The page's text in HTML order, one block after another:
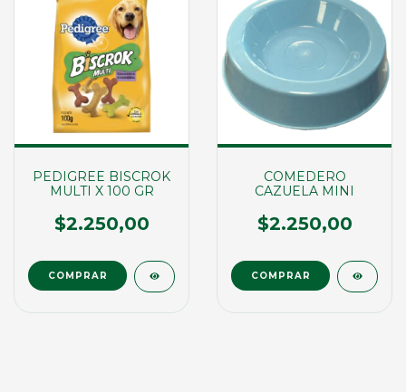
PEDIGREE BISCROK
MULTI X 100 GR
$2.250,00
COMEDERO
CAZUELA MINI
$2.250,00